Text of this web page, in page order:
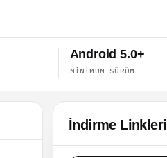
Android 5.0+
MINIMUM SÜRÜM
İndirme Linkleri